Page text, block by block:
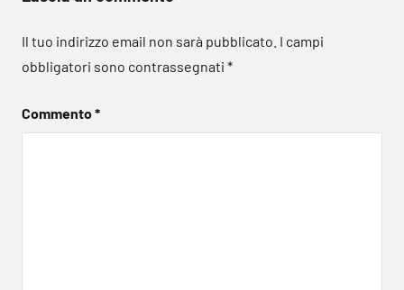
Il tuo indirizzo email non sarà pubblicato. I campi
obbligatori sono contrassegnati *
Commento*